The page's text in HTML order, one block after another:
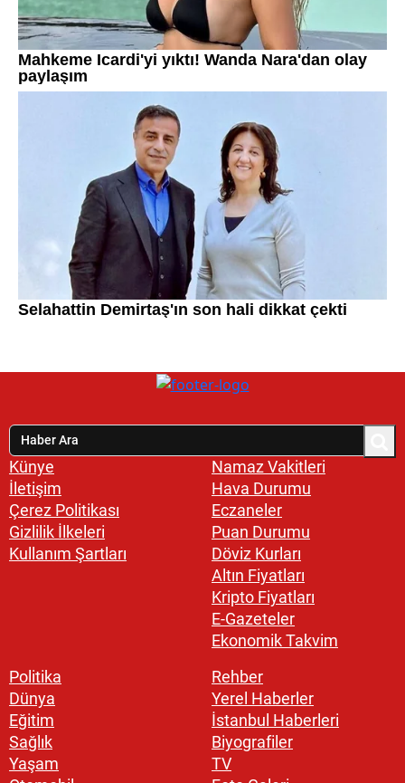
Künye
İletişim
Çerez Politikası
Gizlilik İlkeleri
Kullanım Şartları
Namaz Vakitleri
Hava Durumu
Eczaneler
Puan Durumu
Döviz Kurları
Altın Fiyatları
Kripto Fiyatları
E-Gazeteler
Ekonomik Takvim
Politika
Dünya
Eğitim
Sağlık
Yaşam
Rehber
Yerel Haberler
İstanbul Haberleri
Biyografiler
TV